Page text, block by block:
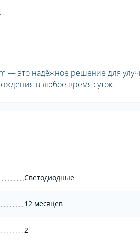
— это надёжное решение для
в любое время суток.
Светодиодные
12 месяцев
2